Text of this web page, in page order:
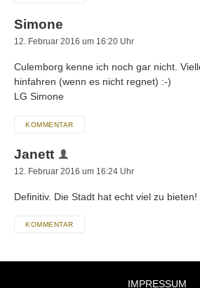
Simone
12. Februar 2016 um 16:20 Uhr
Culemborg kenne ich noch gar nicht.
hinfahren (wenn es nicht regnet) :-)
LG Simone
KOMMENTAR
Janett
12. Februar 2016 um 16:24 Uhr
Definitiv. Die Stadt hat echt viel zu bieten!
KOMMENTAR
IMPRESSUM